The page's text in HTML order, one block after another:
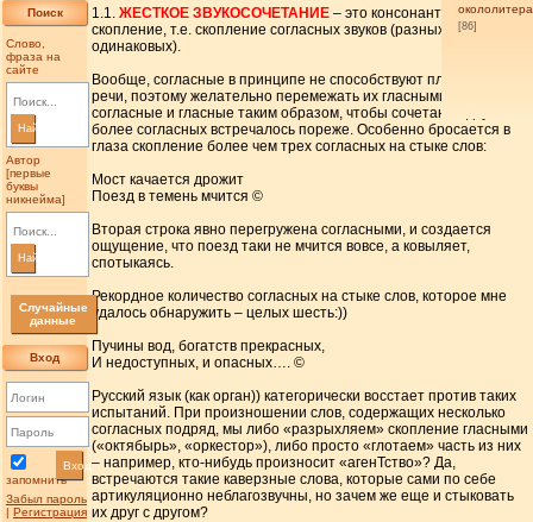
Поиск
Слово,
фраза на
сайте
Найти
Автор
[первые
буквы
никнейма]
Найти
Случайные
данные
Вход
запомнить
Вход
Забыл пароль
| Регистрация
[86]
1.1.ЖЕСТКОЕ ЗВУКОСОЧЕТАНИЕ – это консонантное
скопление, т.е. скопление согласных звуков (разных или
одинаковых).
Вообще, согласные в принципе не способствуют плавности
речи, поэтому желательно перемежать их гласными, чередуя
согласные и гласные таким образом, чтобы сочетание двух и
более согласных встречалось пореже. Особенно бросается в
глаза скопление более чем трех согласных на стыке слов:
Мост качается дрожит
Поезд в темень мчится ©
Вторая строка явно перегружена согласными, и создается
ощущение, что поезд таки не мчится вовсе, а ковыляет,
спотыкаясь.
Рекордное количество согласных на стыке слов, которое мне
удалось обнаружить – целых шесть:))
Пучины вод, богатств прекрасных,
И недоступных, и опасных…. ©
Русский язык (как орган)) категорически восстает против таких
испытаний. При произношении слов, содержащих несколько
согласных подряд, мы либо «разрыхляем» скопление гласными
(«октябырь», «оркестор»), либо просто «глотаем» часть из них
– например, кто-нибудь произносит «агенТство»? Да,
встречаются такие каверзные слова, которые сами по себе
артикуляционно неблагозвучны, но зачем же еще и стыковать
их друг с другом?